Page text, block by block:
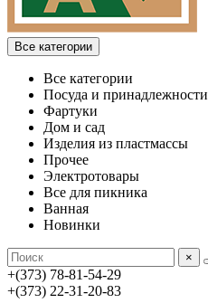
Все категории
Все категории
Посуда и принадлежности
Фартуки
Дом и сад
Изделия из пластмассы
Прочее
Электротовары
Все для пикника
Ванная
Новинки
×
+(373) 78-81-54-29
+(373) 22-31-20-83